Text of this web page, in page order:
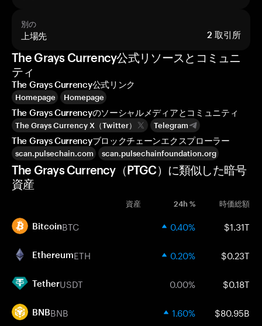
別の
上場先 2 取引所
The Grays Currency公式リソースとコミュニ
ティ
The Grays Currency公式リンク
Homepage Homepage
The Grays Currencyのソーシャルメディアとコミュニティ
The Grays Currency X（Twitter） Telegram
The Grays Currencyブロックチェーンエクスプローラー
scan.pulsechain.com scan.pulsechainfoundation.org
The Grays Currency（PTGC）に類似した暗号
資産
資産 24h % 時価総額
BitcoinBTC 0.40% $1.31T
EthereumETH 0.20% $0.23T
TetherUSDT 0.00% $0.18T
BNBBNB 1.60% $80.95B